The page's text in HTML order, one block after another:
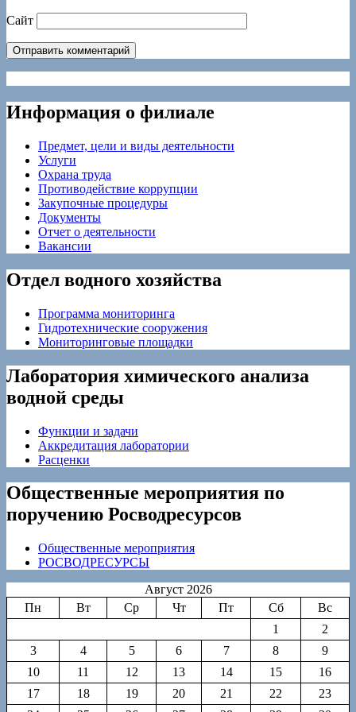
Сайт
Информация о филиале
Предмет, цели и виды деятельности
Услуги
Охрана труда
Противодействие коррупции
Закупочные процедуры
Документы
Отчет о деятельности
Вакансии
Отдел водного хозяйства
Программа мониторинга
Гидротехнические сооружения
Мониторинговые площадки
Лаборатория химического анализа
водной среды
Функции и задачи
Аккредитация лаборатории
Расценки
Общественные мероприятия по
поручению Росводресурсов
Общественные мероприятия
РОСВОДРЕСУРСЫ
Август 2026
Пн
Вт Ср Чт Пт Сб
Вс
1
2
3
4 5 6 7 8
9
10
11 12 13 14 15
16
17
18 19 20 21 22
23